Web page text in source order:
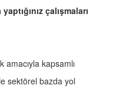
çalışmaları
amacıyla kapsamlı
sektörel bazda yol